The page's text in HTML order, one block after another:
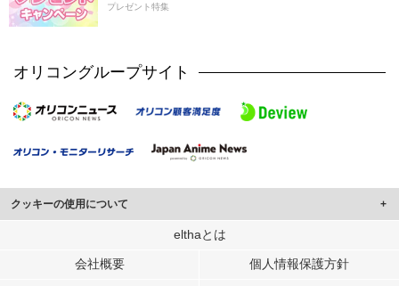
プレゼント特集
オリコングループサイト
クッキーの使用について
このサイトでは Cookie を使用して、ユーザーに合わせたコンテンツや広告の
行っています。
elthaとは
会社概要 個人情報保護方針